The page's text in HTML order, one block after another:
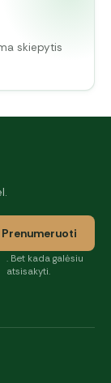
skiepytis
Prenumeruoti
. Bet kada galėsiu
atsisakyti.